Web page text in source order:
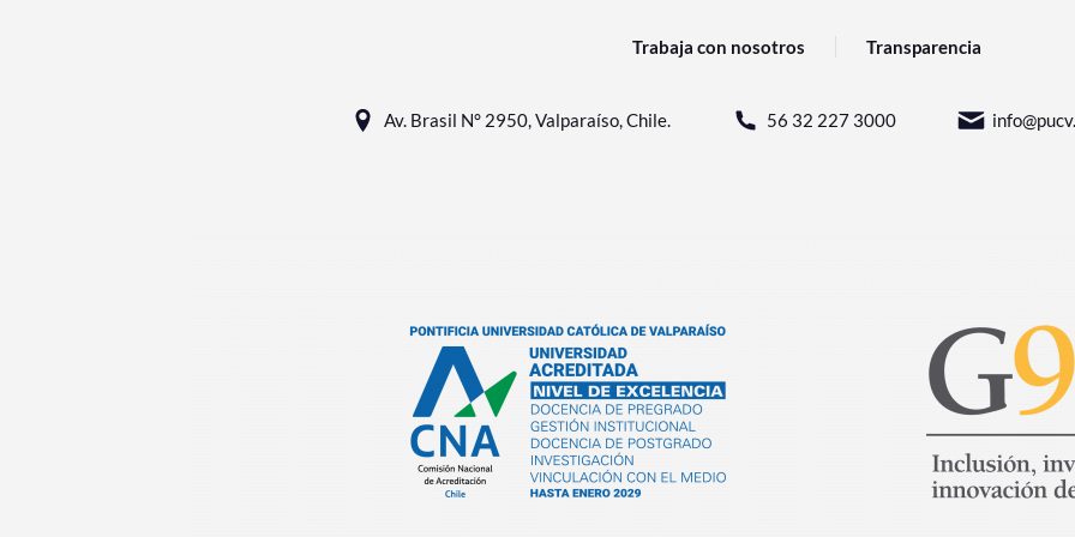
Trabaja con nosotros Transparencia
Av. Brasil N° 2950, Valparaíso, Chile. 56 32 227 3000